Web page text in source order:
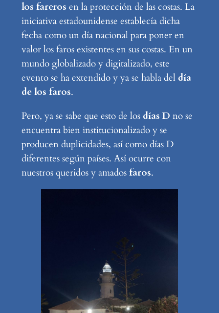
los fareros en la protección de las costas. La
iniciativa estadounidense establecía dicha
fecha como un día nacional para poner en
valor los faros existentes en sus costas. En un
mundo globalizado y digitalizado, este
evento se ha extendido y ya se habla del día
de los faros.
Pero, ya se sabe que esto de los días D no se
encuentra bien institucionalizado y se
producen duplicidades, así como días D
diferentes según países. Así ocurre con
nuestros queridos y amadosfaros.